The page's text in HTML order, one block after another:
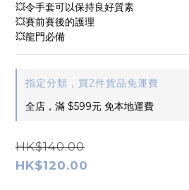
💥令手套可以保持良好質素
💥賽前賽後的護理
💥龍門必備
指定分類，買2件貨品免運費
全店，滿 $599元 免本地運費
HK$140.00
HK$120.00